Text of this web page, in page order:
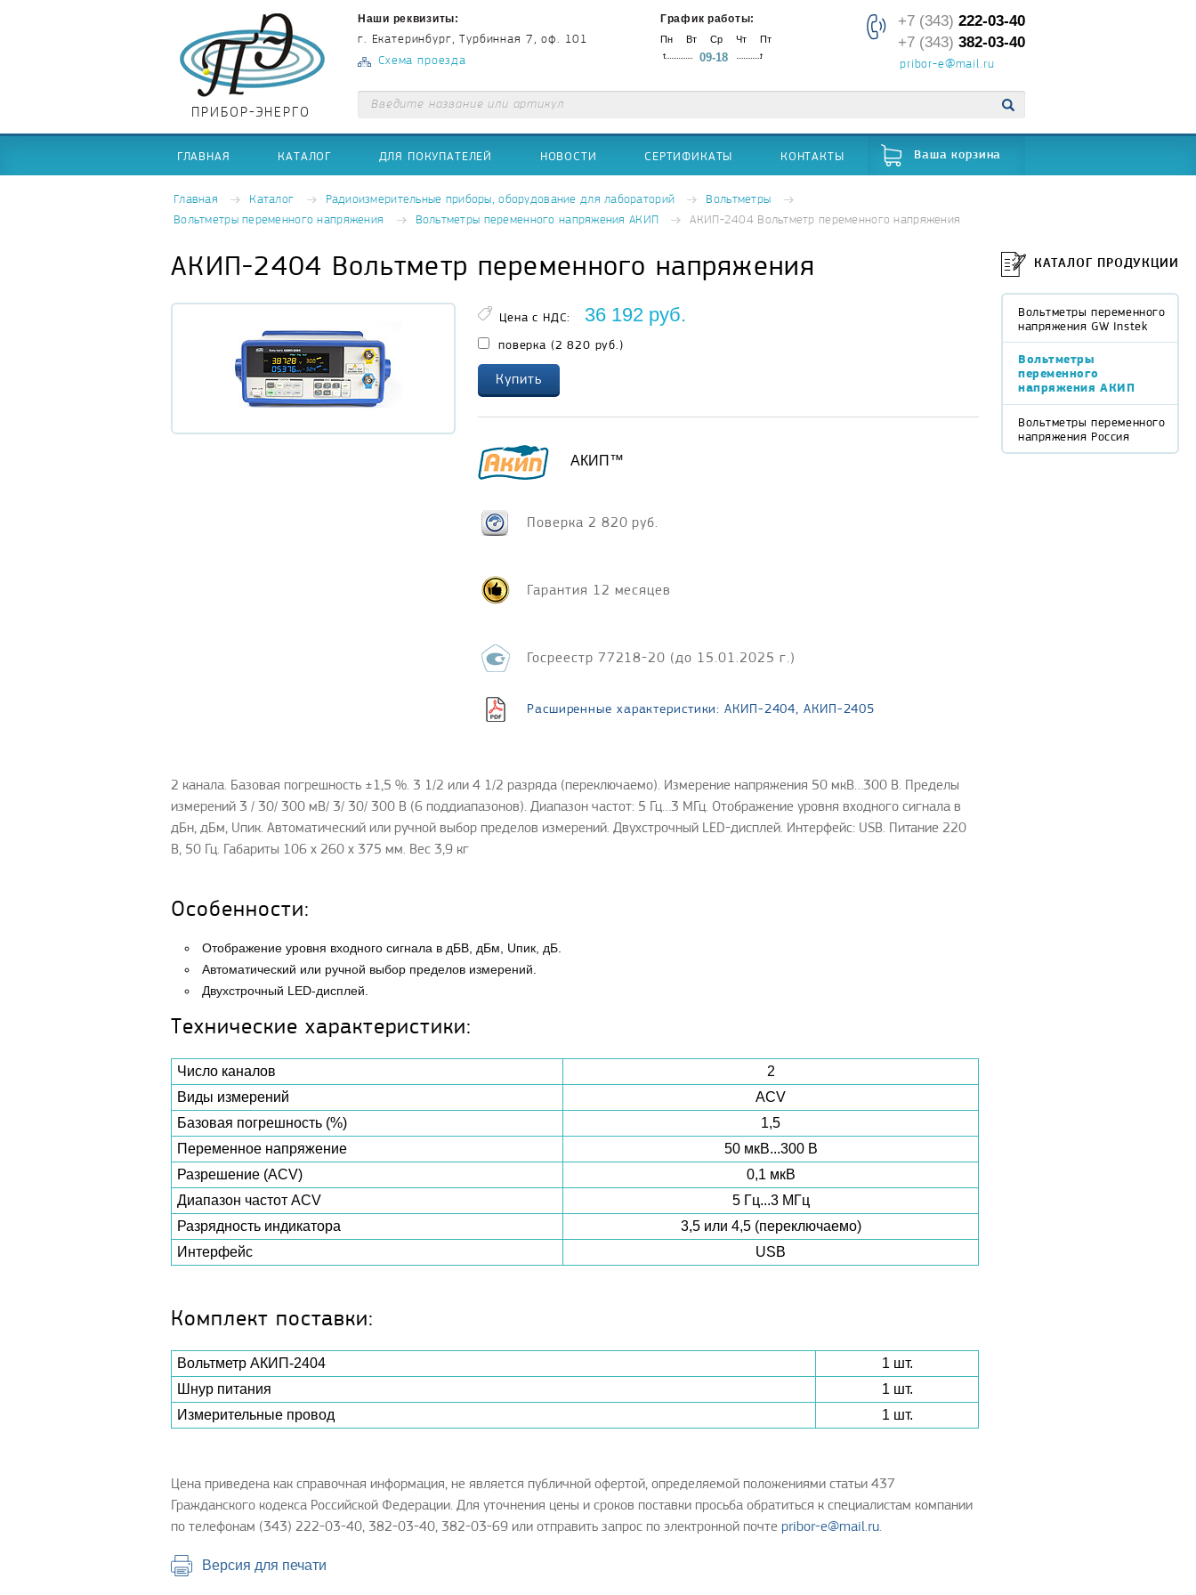
ПРИБОР-ЭНЕРГО
Наши реквизиты:
г. Екатеринбург, Турбинная 7, оф. 101
Схема проезда
График работы:
Пн Вт Ср Чт Пт
09-18
+7 (343) 222-03-40
+7 (343) 382-03-40
pribor-e@mail.ru
ГЛАВНАЯ КАТАЛОГ ДЛЯ ПОКУПАТЕЛЕЙ НОВОСТИ СЕРТИФИКАТЫ КОНТАКТЫ Ваша корзина
Главная Каталог Радиоизмерительные приборы, оборудование для лабораторий
Вольтметры
Вольтметры переменного напряжения
Вольтметры переменного напряжения АКИП АКИП-2404 Вольтметр переменного напряжения
АКИП-2404 Вольтметр переменного напряжения
Цена с НДС: 36 192 руб.
поверка (2 820 руб.)
Купить
АКИП™
Поверка 2 820 руб.
Гарантия 12 месяцев
Госреестр 77218-20 (до 15.01.2025 г.)
Расширенные характеристики: АКИП-2404, АКИП-2405
2 канала. Базовая погрешность ±1,5 %. 3 1/2 или 4 1/2 разряда (переключаемо). Измерение напряжения 50 мкВ…300 В. Пределы
измерений 3 / 30/ 300 мВ/ 3/ 30/ 300 В (6 поддиапазонов). Диапазон частот: 5 Гц…3 МГц. Отображение уровня входного сигнала в
дБн, дБм, Uпик. Автоматический или ручной выбор пределов измерений. Двухстрочный LED-дисплей. Интерфейс: USB. Питание 220
В, 50 Гц. Габариты 106 x 260 x 375 мм. Вес 3,9 кг
Особенности:
Отображение уровня входного сигнала в дБВ, дБм, Uпик, дБ.
Автоматический или ручной выбор пределов измерений.
Двухстрочный LED-дисплей.
Технические характеристики:
Число каналов
2
Виды измерений
ACV
Базовая погрешность (%)
1,5
Переменное напряжение
50 мкВ...300 В
Разрешение (ACV)
0,1 мкВ
Диапазон частот ACV
5 Гц...3 МГц
Разрядность индикатора
3,5 или 4,5 (переключаемо)
Интерфейс
USB
Комплект поставки:
Вольтметр АКИП-2404
1 шт.
Шнур питания
1 шт.
Измерительные провод
1 шт.
Цена приведена как справочная информация, не является публичной офертой, определяемой положениями статьи 437
Гражданского кодекса Российской Федерации. Для уточнения цены и сроков поставки просьба обратиться к специалистам компании
по телефонам (343) 222-03-40, 382-03-40, 382-03-69 или отправить запрос по электронной почте pribor-e@mail.ru.
КАТАЛОГ ПРОДУКЦИИ
Вольтметры переменного
напряжения GW Instek
Вольтметры
переменного
напряжения АКИП
Вольтметры переменного
напряжения Россия
Версия для печати